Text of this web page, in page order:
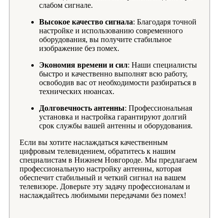
слабом сигнале.
Высокое качество сигнала: Благодаря точной
настройке и использованию современного
оборудования, вы получите стабильное
изображение без помех.
Экономия времени и сил: Наши специалисты
быстро и качественно выполнят всю работу,
освободив вас от необходимости разбираться в
технических нюансах.
Долговечность антенны: Профессиональная
установка и настройка гарантируют долгий
срок службы вашей антенны и оборудования.
Если вы хотите наслаждаться качественным
цифровым телевидением, обратитесь к нашим
специалистам в Нижнем Новгороде. Мы предлагаем
профессиональную настройку антенны, которая
обеспечит стабильный и четкий сигнал на вашем
телевизоре. Доверьте эту задачу профессионалам и
наслаждайтесь любимыми передачами без помех!